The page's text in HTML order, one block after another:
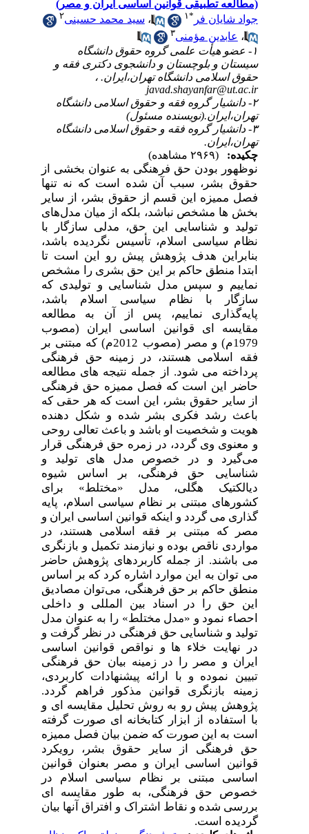
(مطالعه تطبیقی قوانین اساسی ایران و مصر)
جواد شایان فر* ۱ ،سید محمد حسینی
،عابدین مؤمنی
۱- عضو هیأت علمی گروه حقوق دانشگاه
سیستان و بلوچستان و دانشجوی دکتری فقه و
حقوق اسلامی دانشگاه تهران،ایران. ،
javad.shayanfar@ut.ac.ir
۲- دانشیار گروه فقه و حقوق اسلامی دانشگاه
تهران،ایران.(نویسنده مسئول)
۳- دانشیار گروه فقه و حقوق اسلامی دانشگاه
تهران،ایران.
چکیده:
نوظهور بودن حق فرهنگی به عنوان بخشی از
حقوق بشر، سبب آن شده است که نه تنها
فصل ممیزه این قسم از حقوق بشر، از سایر
بخش ها مشخص نباشد، بلکه از میان مدل‌های
تولید و شناسایی این حق، مدلی سازگار با
نظام سیاسی اسلام، تأسیس نگردیده باشد،
بنابراین هدف پژوهش پیش رو این است تا
ابتدا منطق حاکم بر این حق بشری را مشخص
نماییم و سپس مدل شناسایی و تولیدی که
سازگار با نظام سیاسی اسلام باشد،
پایه‌گذاری نماییم، پس از آن به مطالعه
مقایسه ای قوانین اساسی ایران (مصوب
1979م) و مصر (مصوب 2012م) که مبتنی بر
فقه اسلامی هستند، در زمینه حق فرهنگی
پرداخته می شود. از جمله نتیجه های مطالعه
حاضر این است که فصل ممیزه حق فرهنگی
از سایر حقوق بشر، این است که هر حقی که
باعث رشد فکری بشر شده و شکل دهنده
هویت و شخصیت او باشد و باعث تعالی روحی
و معنوی وی گردد، در زمره حق فرهنگی قرار
می‌گیرد و در خصوص مدل های تولید و
شناسایی حق فرهنگی، بر اساس شیوه
دیالکتیک هگلی، مدل «مختلط» برای
کشورهای مبتنی بر نظام سیاسی اسلام، پایه
گذاری می گردد و اینکه قوانین اساسی ایران و
مصر که مبتنی بر فقه اسلامی هستند، در
مواردی ناقص بوده و نیازمند تکمیل و بازنگری
می باشند. از جمله کاربردهای پژوهش حاضر
می توان به این موارد اشاره کرد که بر اساس
منطق حاکم بر حق فرهنگی، می‌توان مصادیق
این حق را در اسناد بین المللی و داخلی
احصاء نمود و «مدل مختلط» را به عنوان مدل
تولید و شناسایی حق فرهنگی در نظر گرفت و
در نهایت خلاء ها و نواقص قوانین اساسی
ایران و مصر را در زمینه بیان حق فرهنگی
تبیین نموده و با ارائه پیشنهادات کاربردی،
زمینه بازنگری قوانین مذکور فراهم گردد.
پژوهش پیش رو به روش تحلیل مقایسه ای و
با استفاده از ابزار کتابخانه ای صورت گرفته
است به این صورت که ضمن بیان فصل ممیزه
حق فرهنگی از سایر حقوق بشر، رویکرد
قوانین اساسی ایران و مصر بعنوان قوانین
اساسی مبتنی بر نظام سیاسی اسلام در
خصوص حق فرهنگی، به طور مقایسه ای
بررسی شده و نقاط اشتراک و افتراق آنها بیان
گردیده است.